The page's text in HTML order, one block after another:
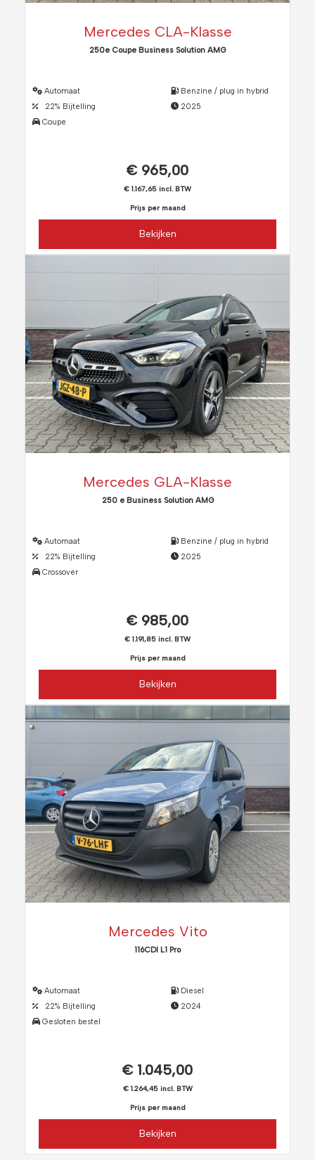
Mercedes CLA-Klasse
250e Coupe Business Solution AMG
Automaat
22% Bijtelling
Coupe
Benzine / plug in hybrid
2025
€ 965,00
€ 1.167,65 incl. BTW
Prijs per maand
Bekijken
Mercedes GLA-Klasse
250 e Business Solution AMG
Automaat
22% Bijtelling
Crossover
Benzine / plug in hybrid
2025
€ 985,00
€ 1.191,85 incl. BTW
Prijs per maand
Bekijken
Mercedes Vito
116CDI L1 Pro
Automaat
22% Bijtelling
Gesloten bestel
Diesel
2024
€ 1.045,00
€ 1.264,45 incl. BTW
Prijs per maand
Bekijken